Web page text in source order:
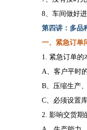
8、车间做好
第四讲： 多品
一、紧急订单
1. 紧急订单的
A、客户平时
B、压缩生产
C、必须设置
2. 影响交货期